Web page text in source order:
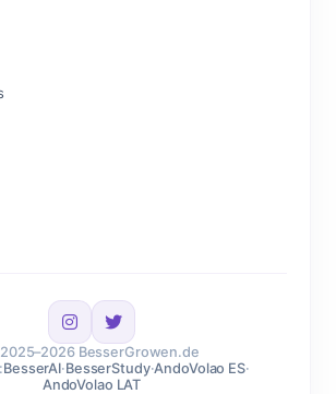
BesserGrowen.de
BesserAI·BesserStudy·AndoVolao ES·
AndoVolao LAT